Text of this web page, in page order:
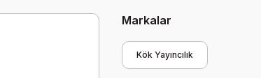
Markalar
Kök Yayıncılık